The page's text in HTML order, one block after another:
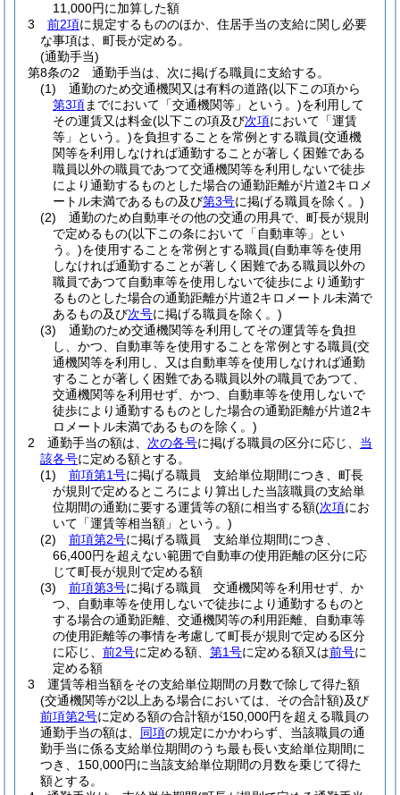
11,000円に加算した額
3
前2項に規定するもののほか、住居手当の支給に関し必要
な事項は、町長が定める。
(通勤手当)
第8条の2
通勤手当は、次に掲げる職員に支給する。
(1)
通勤のため交通機関又は有料の道路(以下この項から
第3項までにおいて「交通機関等」という。)を利用して
その運賃又は料金(以下この項及び次項において「運賃
等」という。)を負担することを常例とする職員(交通機
関等を利用しなければ通勤することが著しく困難である
職員以外の職員であつて交通機関等を利用しないで徒歩
により通勤するものとした場合の通勤距離が片道2キロメ
ートル未満であるもの及び第3号に掲げる職員を除く。)
(2)
通勤のため自動車その他の交通の用具で、町長が規則
で定めるもの(以下この条において「自動車等」とい
う。)を使用することを常例とする職員(自動車等を使用
しなければ通勤することが著しく困難である職員以外の
職員であつて自動車等を使用しないで徒歩により通勤す
るものとした場合の通勤距離が片道2キロメートル未満で
あるもの及び次号に掲げる職員を除く。)
(3)
通勤のため交通機関等を利用してその運賃等を負担
し、かつ、自動車等を使用することを常例とする職員(交
通機関等を利用し、又は自動車等を使用しなければ通勤
することが著しく困難である職員以外の職員であつて、
交通機関等を利用せず、かつ、自動車等を使用しないで
徒歩により通勤するものとした場合の通勤距離が片道2キ
ロメートル未満であるものを除く。)
2
通勤手当の額は、 次の各号に掲げる職員の区分に応じ、 当
該各号に定める額とする。
(1)
前項第1号に掲げる職員 支給単位期間につき、町長
が規則で定めるところにより算出した当該職員の支給単
位期間の通勤に要する運賃等の額に相当する額(次項にお
いて「運賃等相当額」という。)
(2)
前項第2号に掲げる職員 支給単位期間につき、
66,400円を超えない範囲で自動車の使用距離の区分に応
じて町長が規則で定める額
(3)
前項第3号に掲げる職員 交通機関等を利用せず、か
つ、自動車等を使用しないで徒歩により通勤するものと
する場合の通勤距離、交通機関等の利用距離、自動車等
の使用距離等の事情を考慮して町長が規則で定める区分
に応じ、 前2号に定める額、 第1号に定める額又は前号に
定める額
3
運賃等相当額をその支給単位期間の月数で除して得た額
(交通機関等が2以上ある場合においては、その合計額)及び
前項第2号に定める額の合計額が150,000円を超える職員の
通勤手当の額は、 同項の規定にかかわらず、当該職員の通
勤手当に係る支給単位期間のうち最も長い支給単位期間に
つき、150,000円に当該支給単位期間の月数を乗じて得た
額とする。